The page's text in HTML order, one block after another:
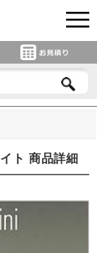
ト 商品詳細